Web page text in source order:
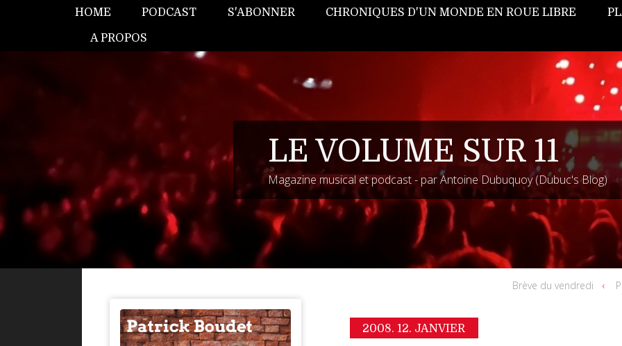
HOME PODCAST S'ABONNER CHRONIQUES D'UN MONDE EN ROUE LIBRE
A PROPOS
LE VOLUME SUR 11
Magazine musical et podcast - par Antoine Dubuquoy (Dubuc's Blog)
Brève du vendredi
2008. 12. JANVIER